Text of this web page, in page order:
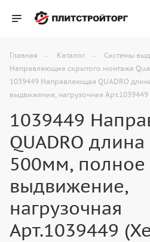
Главная — Каталог — Системы
Направляющие скрытого монтажа
1039449 Направляющая QUADRO
выдвижение, нагрузочная Арт.1039449
1039449
QUADRO
500мм, полное
выдвижение,
нагрузочная
Арт.1039449